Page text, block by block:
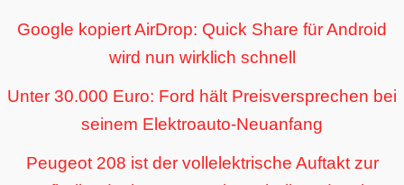
Google kopiert AirDrop: Quick Share für Android
wird nun wirklich schnell
Unter 30.000 Euro: Ford hält Preisversprechen bei
seinem Elektroauto-Neuanfang
Peugeot 208 ist der vollelektrische Auftakt zur